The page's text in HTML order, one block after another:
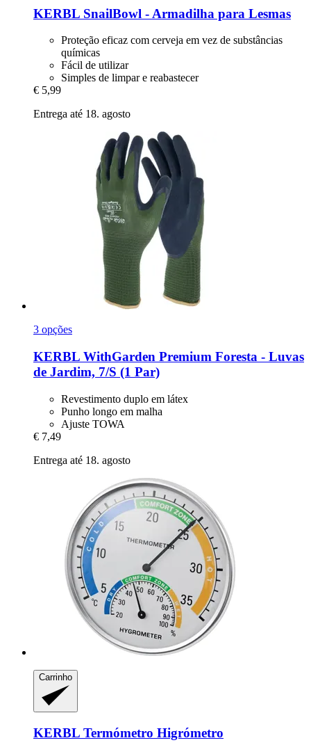
KERBL SnailBowl -​ Armadilha para Lesmas
Proteção eficaz com cerveja em vez de substâncias
químicas
Fácil de utilizar
Simples de limpar e reabastecer
€ 5,99
Entrega até 18. agosto
3 opções
KERBL WithGarden Premium Foresta -​ Luvas
de Jardim, 7/S (1 Par)
Revestimento duplo em látex
Punho longo em malha
Ajuste TOWA
€ 7,49
Entrega até 18. agosto
Carrinho
KERBL Termómetro Higrómetro